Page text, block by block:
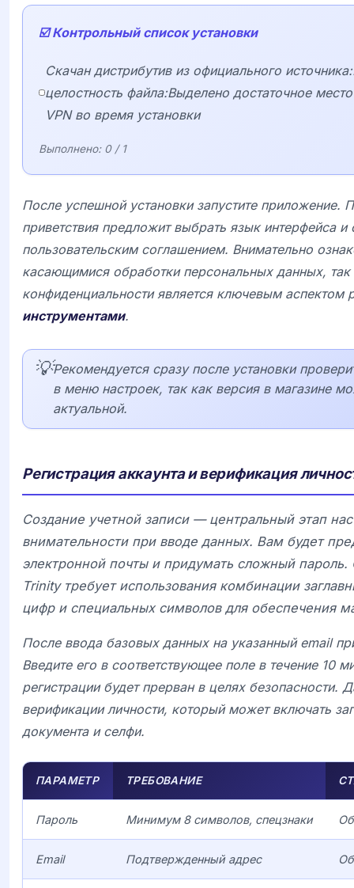
☑️ Контрольный список установки
Скачан дистрибутив из официального
целостность файла:Выделено достаточное
VPN во время установки
Выполнено: 0/ 1
После успешной установки запустите приложение.
приветствия предложит выбрать язык интерфейса и
пользовательским соглашением. Внимательно
касающимися обработки персональных данных, так
конфиденциальности является ключевым аспектом
инструментами.
💡Рекомендуется сразу после установки
в меню настроек, так как версия в магазине
актуальной.
Регистрация аккаунта и верификация
Создание учетной записи — центральный этап
внимательности при вводе данных. Вам будет
электронной почты и придумать сложный пароль.
Trinityтребует использования комбинации
цифр и специальных символов для обеспечения
После ввода базовых данных на указанный email
Введите его в соответствующее поле в течение 10
регистрации будет прерван в целях безопасности.
верификации личности, который может включать
документа и селфи.
ПАРАМЕТР ТРЕБОВАНИЕ
Пароль Минимум 8 символов, спецзнаки
Email Подтвержденный адрес